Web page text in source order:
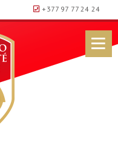
+377 97 77 24 24